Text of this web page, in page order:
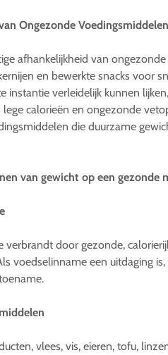
Ongezonde Voedingsmiddelen
afhankelijkheid van
en bewerkte snacks voor
instantie verleidelijk kunnen
calorieën en ongezonde
die duurzame
van gewicht op een gezonde
verbrandt door gezonde,
voedselinname een uitdaging
vlees, vis, eieren, tofu,